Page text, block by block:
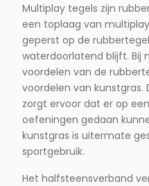
Multiplay tegels zijn
een toplaag van
geperst op de
waterdoorlatend blijft. Bij
voordelen van de
voordelen van kunstgras.
zorgt ervoor dat er op
oefeningen gedaan
kunstgras is uitermate
sportgebruik.
Het halfsteensverband